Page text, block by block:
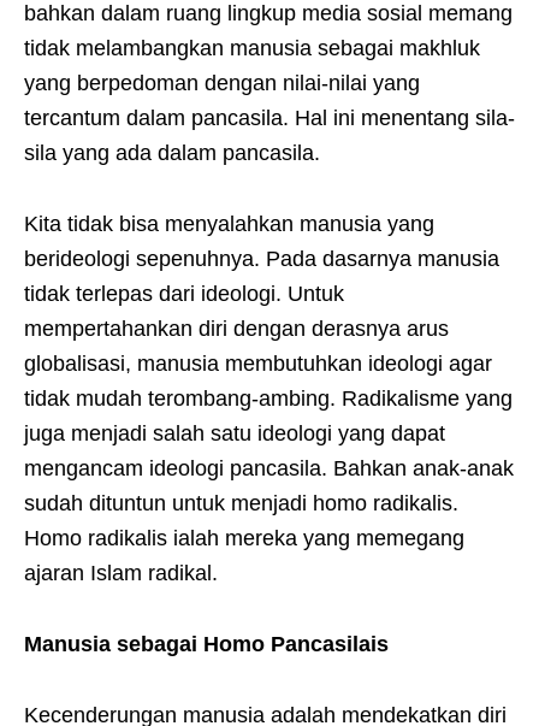
bahkan dalam ruang lingkup media sosial memang
tidak melambangkan manusia sebagai makhluk
yang berpedoman dengan nilai-nilai yang
tercantum dalam pancasila. Hal ini menentang sila-
sila yang ada dalam pancasila.
Kita tidak bisa menyalahkan manusia yang
berideologi sepenuhnya. Pada dasarnya manusia
tidak terlepas dari ideologi. Untuk
mempertahankan diri dengan derasnya arus
globalisasi, manusia membutuhkan ideologi agar
tidak mudah terombang-ambing. Radikalisme yang
juga menjadi salah satu ideologi yang dapat
mengancam ideologi pancasila. Bahkan anak-anak
sudah dituntun untuk menjadi homo radikalis.
Homo radikalis ialah mereka yang memegang
ajaran Islam radikal.
Manusia sebagai Homo Pancasilais
Kecenderungan manusia adalah mendekatkan diri